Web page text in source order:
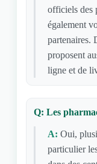
officiels des
également
partenaires.
proposent
ligne et de
Q: Les
A: Oui,
particulier